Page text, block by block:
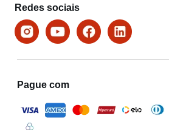
Redes sociais
Pague com